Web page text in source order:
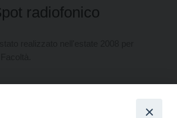
radiofonico